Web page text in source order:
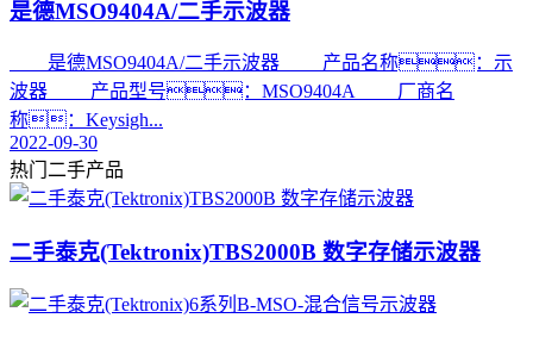
是德MSO9404A/二手示波器
是德MSO9404A/二手示波器 产品名称：示
波器 产品型号：MSO9404A 厂商名
称：Keysigh...
2022-09-30
热门二手产品
二手泰克(Tektronix)TBS2000B 数字存储示波器